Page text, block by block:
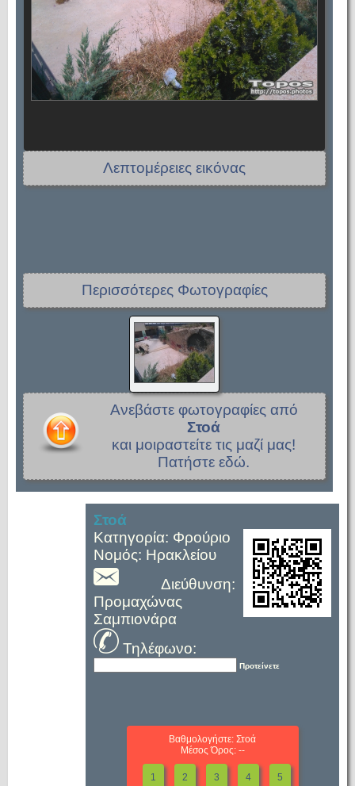
Λεπτομέρειες εικόνας
Περισσότερες Φωτογραφίες
Ανεβάστε φωτογραφίες από
Στοά
και μοιραστείτε τις μαζί μας!
Πατήστε εδώ.
Στοά
Κατηγορία: Φρούριο
Νομός: Ηρακλείου
Διεύθυνση:
Προμαχώνας
Σαμπιονάρα
Τηλέφωνο:
Προτείνετε
Βαθμολογήστε: Στοά
Μέσος Όρος: --
1 2 3 4 5